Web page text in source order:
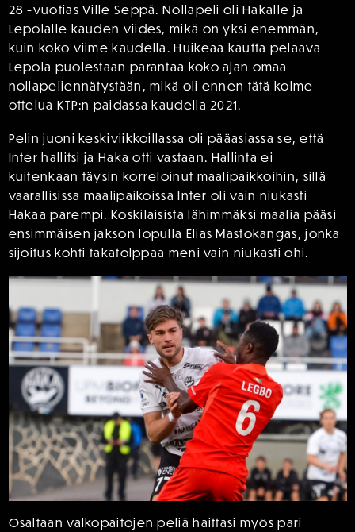
28 -vuotias Ville Seppä. Nollapeli oli Hakalle ja
Lepolalle kauden viides, mikä on yksi enemmän,
kuin koko viime kaudella. Huikeaa kautta pelaava
Lepola puolestaan parantaa koko ajan omaa
nollapeliennätystään, mikä oli ennen tätä kolme
ottelua KTP:n paidassa kaudella 2021.
Pelin juoni keskiviikkoillassa oli pääasiassa se, että
Inter hallitsi ja Haka otti vastaan. Hallinta ei
kuitenkaan täysin korreloinut maalipaikkoihin, sillä
vaarallisissa maalipaikoissa Inter oli vain niukasti
Hakaa parempi. Koskilaisista lähimmäksi maalia pääsi
ensimmäisen jakson lopulla Elias Mastokangas, jonka
sijoitus kohti takatolppaa meni vain niukasti ohi.
Osaltaan valkopaitojen peliä haittasi myös pari